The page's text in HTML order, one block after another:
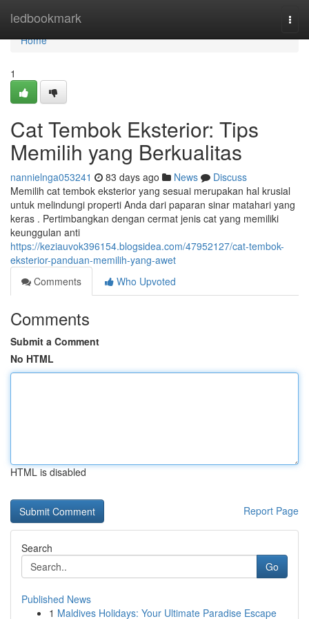
ledbookmark
Home
Home
1
Cat Tembok Eksterior: Tips
Memilih yang Berkualitas
nannielnga053241 83 days ago News
Discuss
Memilih cat tembok eksterior yang sesuai merupakan hal krusial
untuk melindungi properti Anda dari paparan sinar matahari yang
keras . Pertimbangkan dengan cermat jenis cat yang memiliki
keunggulan anti
https://keziauvok396154.blogsidea.com/47952127/cat-tembok-
eksterior-panduan-memilih-yang-awet
Comments
Who Upvoted
Comments
Submit a Comment
No HTML
HTML is disabled
Report Page
Search
Go
Published News
1 Maldives Holidays: Your Ultimate Paradise Escape